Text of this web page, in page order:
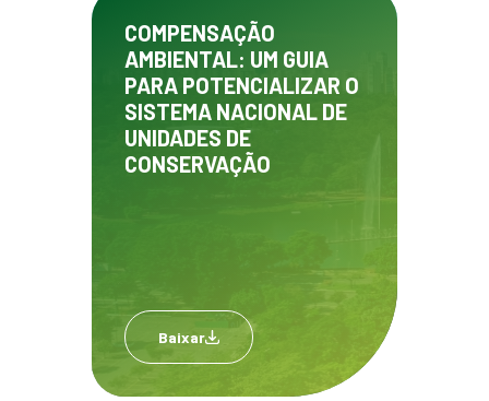
COMPENSAÇÃO
AMBIENTAL: UM GUIA
PARA POTENCIALIZAR O
SISTEMA NACIONAL DE
UNIDADES DE
CONSERVAÇÃO
Baixar